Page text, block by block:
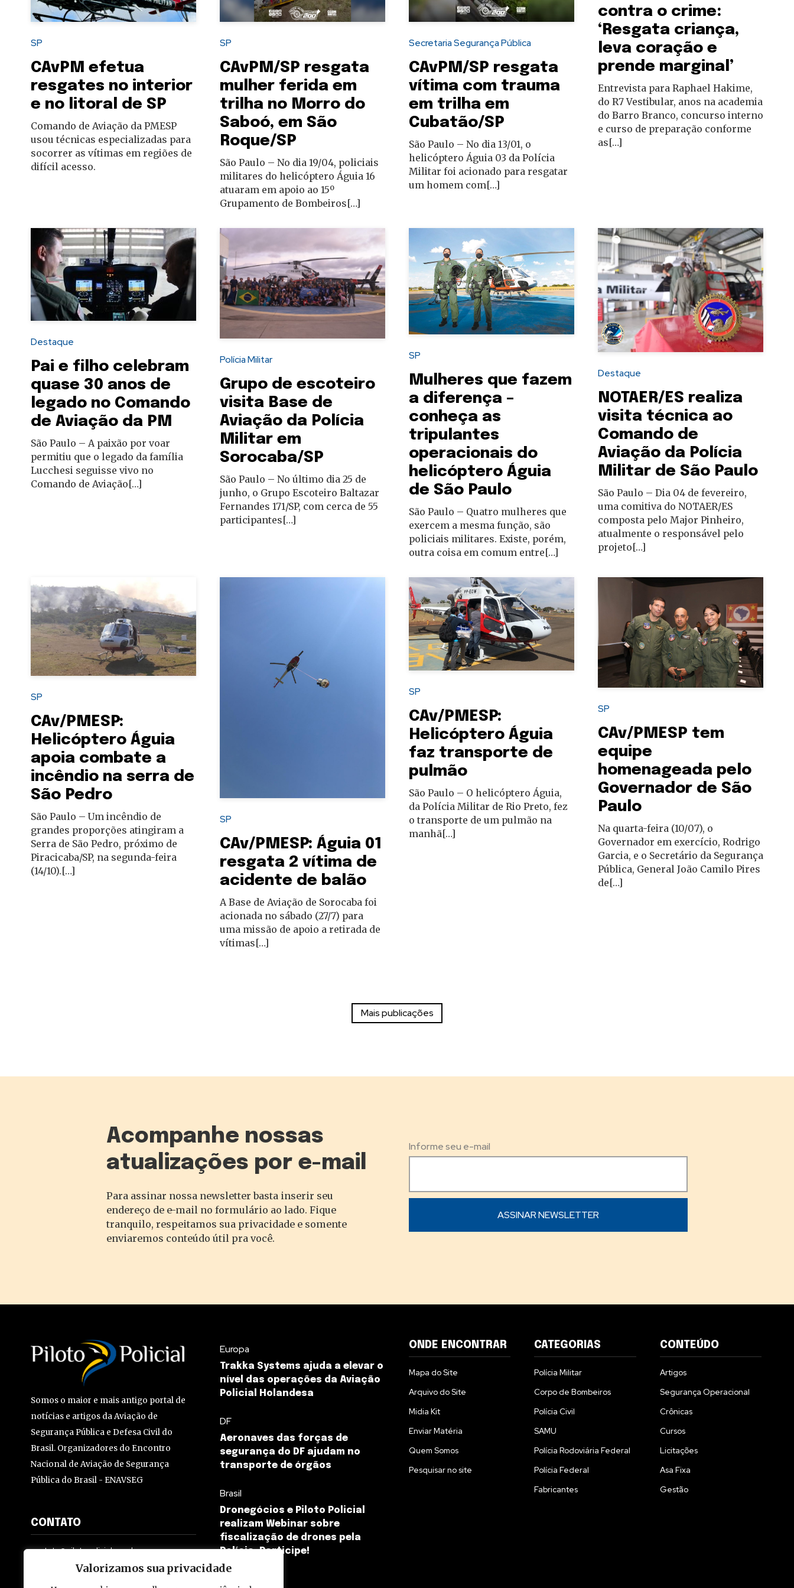
Valorizamos sua privacidade
autoridades
SP
CAvPM efetua
resgates no interior
e no litoral de SP
Comando de Aviação da PMESP
usou técnicas especializadas para
socorrer as vítimas em regiões de
difícil acesso.
SP
CAvPM/SP resgata
mulher ferida em
trilha no Morro do
Saboó, em São
Roque/SP
São Paulo – No dia 19/04, policiais
militares do helicóptero Águia 16
atuaram em apoio ao 15º
Grupamento de Bombeiros[…]
Secretaria Segurança Pública
CAvPM/SP resgata
vítima com trauma
em trilha em
Cubatão/SP
São Paulo – No dia 13/01, o
helicóptero Águia 03 da Polícia
Militar foi acionado para resgatar
um homem com[…]
contra o crime:
‘Resgata criança,
leva coração e
prende marginal’
Entrevista para Raphael Hakime,
do R7 Vestibular, anos na academia
do Barro Branco, concurso interno
e curso de preparação conforme
as[…]
Destaque
Pai e filho celebram
quase 30 anos de
legado no Comando
de Aviação da PM
São Paulo – A paixão por voar
permitiu que o legado da família
Lucchesi seguisse vivo no
Comando de Aviação[…]
Polícia Militar
Grupo de escoteiro
visita Base de
Aviação da Polícia
Militar em
Sorocaba/SP
São Paulo – No último dia 25 de
junho, o Grupo Escoteiro Baltazar
Fernandes 171/SP, com cerca de 55
participantes[…]
SP
Mulheres que fazem
a diferença –
conheça as
tripulantes
operacionais do
helicóptero Águia
de São Paulo
São Paulo – Quatro mulheres que
exercem a mesma função, são
policiais militares. Existe, porém,
outra coisa em comum entre[…]
Destaque
NOTAER/ES realiza
visita técnica ao
Comando de
Aviação da Polícia
Militar de São Paulo
São Paulo – Dia 04 de fevereiro,
uma comitiva do NOTAER/ES
composta pelo Major Pinheiro,
atualmente o responsável pelo
projeto[…]
SP
CAv/PMESP:
Helicóptero Águia
apoia combate a
incêndio na serra de
São Pedro
São Paulo – Um incêndio de
grandes proporções atingiram a
Serra de São Pedro, próximo de
Piracicaba/SP, na segunda-feira
(14/10).[…]
SP
CAv/PMESP: Águia 01
resgata 2 vítima de
acidente de balão
A Base de Aviação de Sorocaba foi
acionada no sábado (27/7) para
uma missão de apoio a retirada de
vítimas[…]
SP
CAv/PMESP:
Helicóptero Águia
faz transporte de
pulmão
São Paulo – O helicóptero Águia,
da Polícia Militar de Rio Preto, fez
o transporte de um pulmão na
manhã[…]
SP
CAv/PMESP tem
equipe
homenageada pelo
Governador de São
Paulo
Na quarta-feira (10/07), o
Governador em exercício, Rodrigo
Garcia, e o Secretário da Segurança
Pública, General João Camilo Pires
de[…]
Acompanhe nossas
atualizações por e-mail
Para assinar nossa newsletter basta inserir seu
endereço de e-mail no formulário ao lado. Fique
tranquilo, respeitamos sua privacidade e somente
enviaremos conteúdo útil pra você.
Informe seu e-mail
Somos o maior e mais antigo portal de
notícias e artigos da Aviação de
Segurança Pública e Defesa Civil do
Brasil. Organizadores do Encontro
Nacional de Aviação de Segurança
Pública do Brasil - ENAVSEG
CONTATO
contato@pilotopolicial.com.br
Europa
Trakka Systems ajuda a elevar o
nível das operações da Aviação
Policial Holandesa
DF
Aeronaves das forças de
segurança do DF ajudam no
transporte de órgãos
Brasil
Dronegócios e Piloto Policial
realizam Webinar sobre
fiscalização de drones pela
Polícia. Participe!
ONDE ENCONTRAR
Mapa do Site
Arquivo do Site
Midia Kit
Enviar Matéria
Quem Somos
Pesquisar no site
CATEGORIAS
Polícia Militar
Corpo de Bombeiros
Polícia Civil
SAMU
Polícia Rodoviária Federal
Polícia Federal
Fabricantes
CONTEÚDO
Artigos
Segurança Operacional
Crônicas
Cursos
Licitações
Asa Fixa
Gestão